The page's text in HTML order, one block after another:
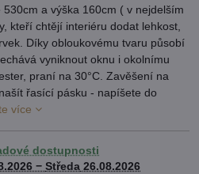
a výška 160cm ( v nejdelším
kteří chtějí interiéru dodat lehkost,
Díky obloukovému tvaru působí
vyniknout oknu i okolnímu
praní na 30°C. Zavěšení na
řasící pásku - napíšete do
více
dostupnosti
− Středa 26.08.2026